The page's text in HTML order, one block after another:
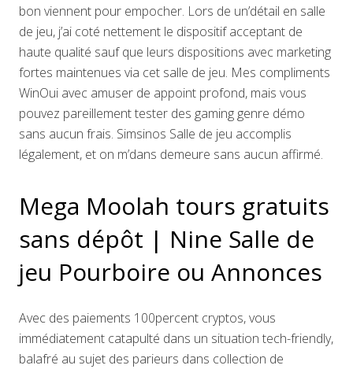
bon viennent pour empocher. Lors de un’détail en salle
de jeu, j’ai coté nettement le dispositif acceptant de
haute qualité sauf que leurs dispositions avec marketing
fortes maintenues via cet salle de jeu. Mes compliments
WinOui avec amuser de appoint profond, mais vous
pouvez pareillement tester des gaming genre démo
sans aucun frais. Simsinos Salle de jeu accomplis
légalement, et on m’dans demeure sans aucun affirmé.
Mega Moolah tours gratuits
sans dépôt | Nine Salle de
jeu Pourboire ou Annonces
Avec des paiements 100percent cryptos, vous
immédiatement catapulté dans un situation tech-friendly,
balafré au sujet des parieurs dans collection de